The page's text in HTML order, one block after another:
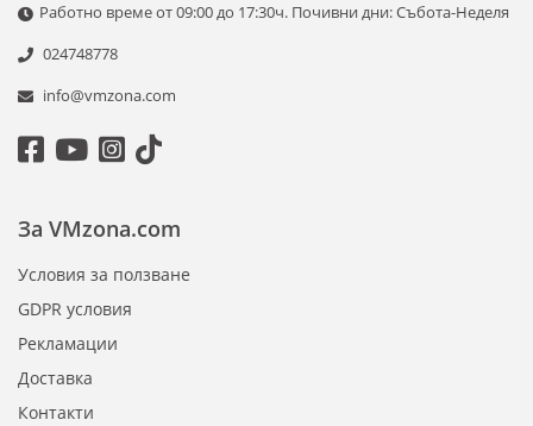
Работно време от 09:00 до 17:30ч. Почивни дни: Събота-Неделя
024748778
info@vmzona.com
За VMzona.com
Условия за ползване
GDPR условия
Рекламации
Доставка
Контакти